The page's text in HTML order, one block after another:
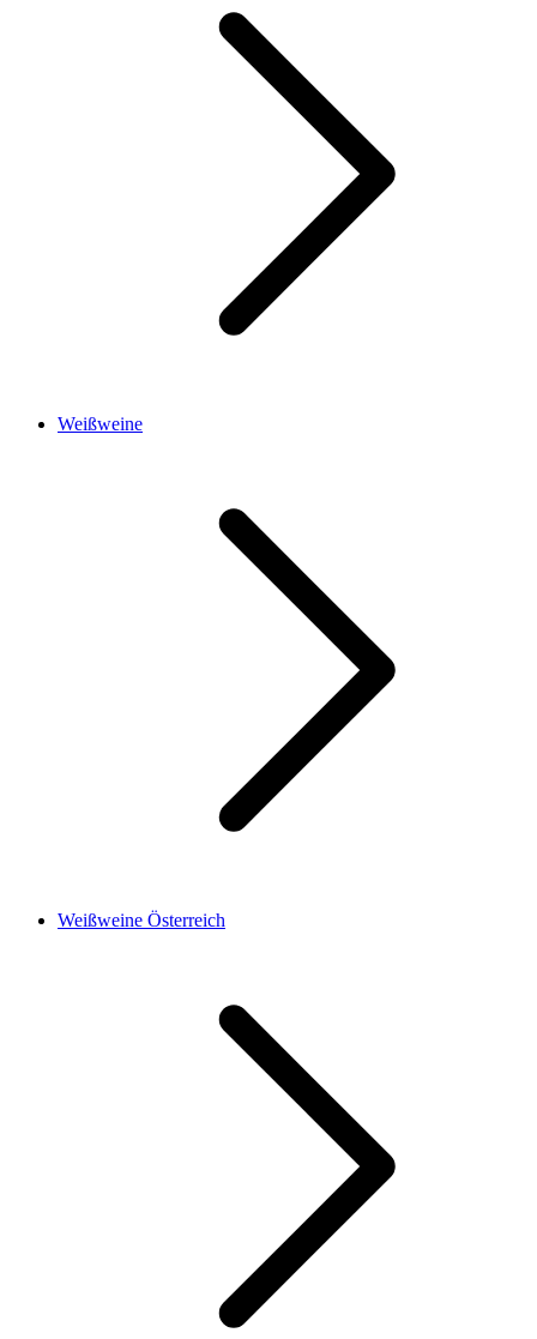
Weißweine
Weißweine Österreich